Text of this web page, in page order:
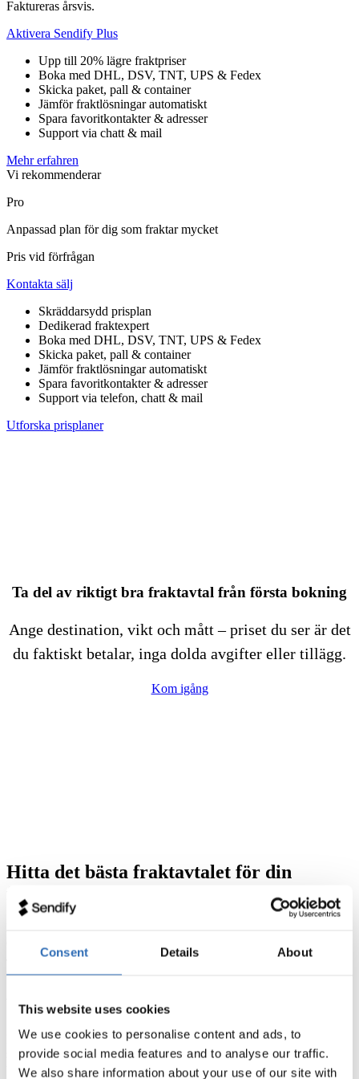
Consent Details About
This website uses cookies
We use cookies to personalise content and ads, to
provide social media features and to analyse our traffic.
We also share information about your use of our site with
Faktureras årsvis.
Aktivera Sendify Plus
Upp till 20% lägre fraktpriser
Boka med DHL, DSV, TNT, UPS & Fedex
Skicka paket, pall & container
Jämför fraktlösningar automatiskt
Spara favoritkontakter & adresser
Support via chatt & mail
Mehr erfahren
Vi rekommenderar
Pro
Anpassad plan för dig som fraktar mycket
Pris vid förfrågan
Kontakta sälj
Skräddarsydd prisplan
Dedikerad fraktexpert
Boka med DHL, DSV, TNT, UPS & Fedex
Skicka paket, pall & container
Jämför fraktlösningar automatiskt
Spara favoritkontakter & adresser
Support via telefon, chatt & mail
Utforska prisplaner
Ta del av riktigt bra fraktavtal från första bokning
Ange destination, vikt och mått – priset du ser är det
du faktiskt betalar, inga dolda avgifter eller tillägg.
Kom igång
Hitta det bästa fraktavtalet för din
företagsfrakt.
Jämför fraktavtal från DHL, UPS, TNT, DSV och FedEx – allt i en
och samma plattform.
Vad är ett fraktavtal?
Ett fraktavtal är ett avtal som du tecknar med en transportör som
säger hur mycket det kommer att kosta för dig att frakta med
transportören. Fraktavtalet prissätt utefter hur ofta du fraktar och hur